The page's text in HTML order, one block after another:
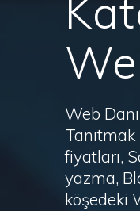
Web
fiyatları,
yazma,
köşedeki